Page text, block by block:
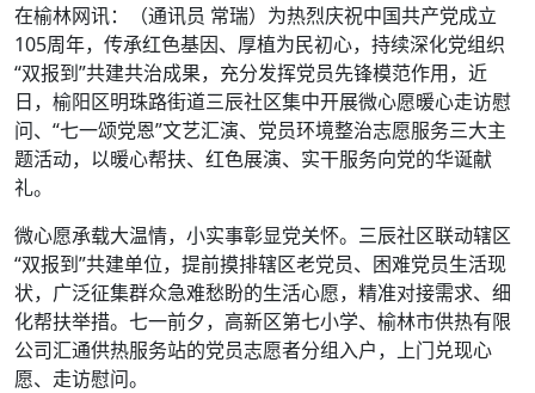
在榆林网讯：（通讯员 常瑞）为热烈庆祝中国共产党成立
105周年，传承红色基因、厚植为民初心，持续深化党组织
“双报到”共建共治成果，充分发挥党员先锋模范作用，近
日，榆阳区明珠路街道三辰社区集中开展微心愿暖心走访慰
问、“七一颂党恩”文艺汇演、党员环境整治志愿服务三大主
题活动，以暖心帮扶、红色展演、实干服务向党的华诞献
礼。
微心愿承载大温情，小实事彰显党关怀。三辰社区联动辖区
“双报到”共建单位，提前摸排辖区老党员、困难党员生活现
状，广泛征集群众急难愁盼的生活心愿，精准对接需求、细
化帮扶举措。七一前夕，高新区第七小学、榆林市供热有限
公司汇通供热服务站的党员志愿者分组入户，上门兑现心
愿、走访慰问。